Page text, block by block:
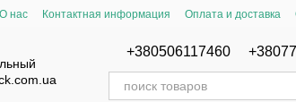
контенту
О нас Контактная информация Оплата и доставка
+380506117460